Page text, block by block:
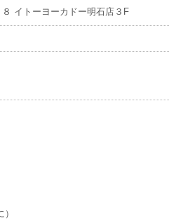
イトーヨーカドー明石店３F